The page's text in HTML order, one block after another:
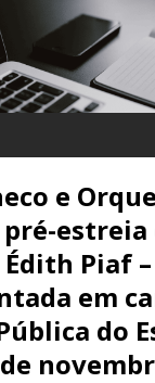
e
estreia
Piaf
em
do